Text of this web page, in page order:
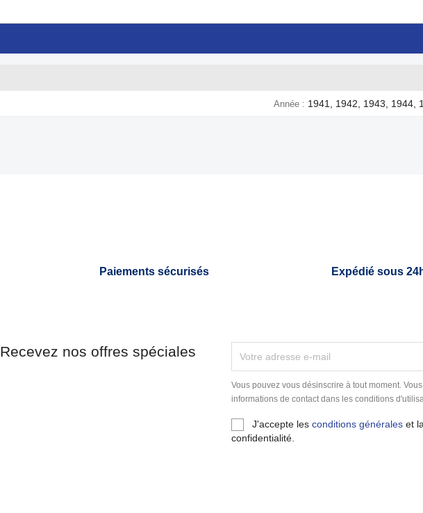
Année 1941, 1942, 1943, 1944,
Paiements sécurisés Expédié sous
Recevez nos offres spéciales
Vous pouvez vous désinscrire à tout moment.
informations de contact dans les conditions
J'accepte lesconditions générales et
confidentialité.